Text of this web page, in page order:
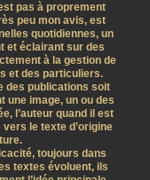
pas à proprement
peu mon avis, est
quotidiennes, un
et éclairant sur des
à la gestion de
et des particuliers.
des publications soit
une image, un ou des
l’auteur quand il est
le texte d’origine
toujours dans
textes évoluent, ils